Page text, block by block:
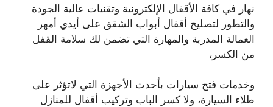
نهار في كافة الأقفال الإلكترونية وتقنيات عالية الجودة
والتطور لتصليح أقفال أبواب الشقق على أيدي أمهر
العمالة المدربة والمهارة التي تضمن لك سلامة القفل
من الكسر،
وخدمات فتح سيارات بأحدث الأجهزة التي لاتؤثر على
طلاء السيارة، ولا كسر الباب وتركيب أقفال للمنازل